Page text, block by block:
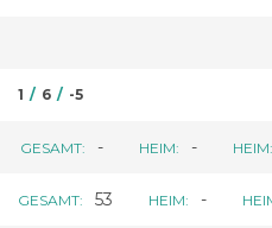
1 / 6 / -5
GESAMT: - HEIM: - HEIM:
GESAMT: 53 HEIM: -